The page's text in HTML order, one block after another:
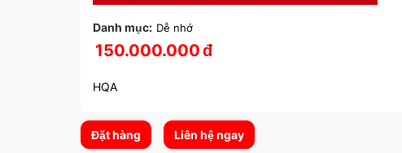
Danh mục: Dễ nhớ
150.000.000đ
HQA
Đặt hàng Liên hệ ngay